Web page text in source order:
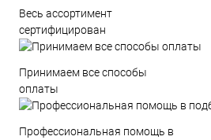
Весь ассортимент
сертифицирован
Принимаем все способы
оплаты
Профессиональная помощь в